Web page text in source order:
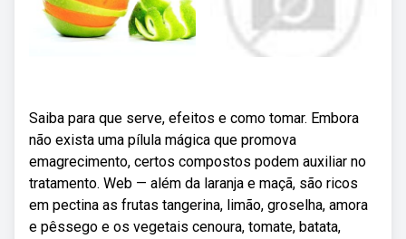
Saiba para que serve, efeitos e como tomar. Embora
não exista uma pílula mágica que promova
emagrecimento, certos compostos podem auxiliar no
tratamento. Web — além da laranja e maçã, são ricos
em pectina as frutas tangerina, limão, groselha, amora
e pêssego e os vegetais cenoura, tomate, batata,